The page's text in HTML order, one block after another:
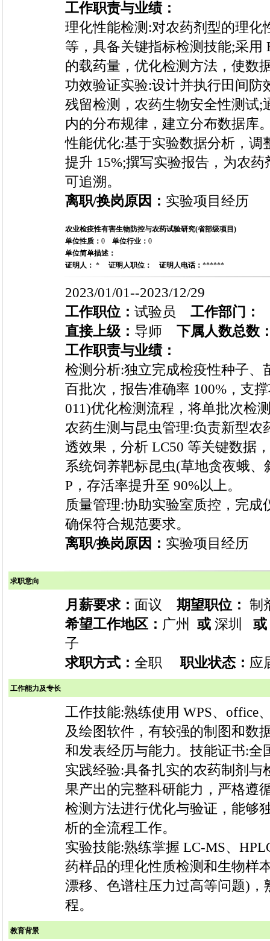
工作职责与业绩：
理化性能检测:对农药剂型的理化
等，具备关键指标检测技能;采用
的载药量，优化检测方法，使数
功效验证实验:设计并执行田间
残留检测，农药生物安全性测试;
内的分布规律，建立分布数据库
性能优化:基于实验数据分析，调
提升 15%;撰写实验报告，为农
可追溯。
离职/换岗原因： 实验项目经历
农业检疫性有害生物防控与农药试验研究(省部级项目)
单位性质： 0 单位行业： 0
单位简单描述：
证明人： * 证明人职位： 证明人电话： ******
2023/01/01--2023/12/29
工作职位： 试验员 工作部门：
直接上级： 导师 下属人数总数
工作职责与业绩：
检测分析:独立完成检疫性种子
百批次，报告准确率 100%，支
011)优化检测流程，将单批次检
农药生测与昆虫管理:负责新型农
透效果，分析 LC50 等关键数据
系统饲养靶标昆虫(草地贪夜蛾
P，存活率提升至 90%以上。
质量管理:协助实验室质控，完
确保符合规范要求。
离职/换岗原因： 实验项目经历
求职意向
月薪要求： 面议 期望职位： 制
希望工作地区： 广州 或深圳 或
子
求职方式： 全职职业状态： 应
工作能力及专长
工作技能:熟练使用 WPS、office
及绘图软件，有较强的制图和数
和发表经历与能力。技能证书:
实践经验:具备扎实的农药制剂
果产出的完整科研能力，严格遵
检测方法进行优化与验证，能够
析的全流程工作。
实验技能:熟练掌握 LC-MS、
药样品的理化性质检测和生物样
漂移、色谱柱压力过高等问题)
程。
教育背景